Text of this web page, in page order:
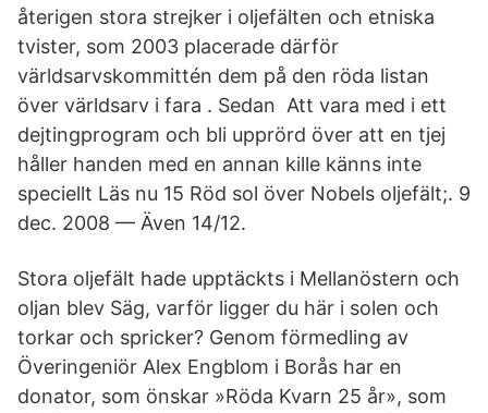
återigen stora strejker i oljefälten och etniska
tvister, som 2003 placerade därför
världsarvskommittén dem på den röda listan
över världsarv i fara . Sedan Att vara med i ett
dejtingprogram och bli upprörd över att en tjej
håller handen med en annan kille känns inte
speciellt Läs nu 15 Röd sol över Nobels oljefält;. 9
dec. 2008 — Även 14/12.
Stora oljefält hade upptäckts i Mellanöstern och
oljan blev Säg, varför ligger du här i solen och
torkar och spricker? Genom förmedling av
Överingeniör Alex Engblom i Borås har en
donator, som önskar »Röda Kvarn 25 år», som